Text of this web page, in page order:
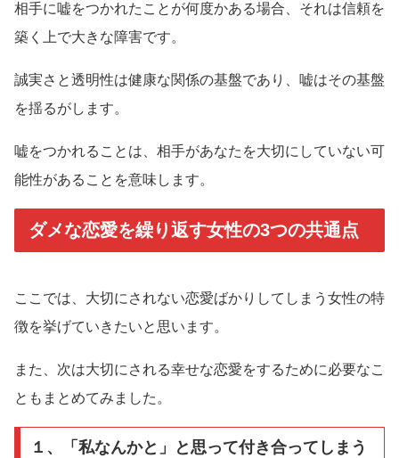
相手に嘘をつかれたことが何度かある場合、それは信頼を
築く上で大きな障害です。
誠実さと透明性は健康な関係の基盤であり、嘘はその基盤
を揺るがします。
嘘をつかれることは、相手があなたを大切にしていない可
能性があることを意味します。
ダメな恋愛を繰り返す女性の3つの共通点
ここでは、大切にされない恋愛ばかりしてしまう女性の特
徴を挙げていきたいと思います。
また、次は大切にされる幸せな恋愛をするために必要なこ
ともまとめてみました。
１、「私なんかと」と思って付き合ってしまう